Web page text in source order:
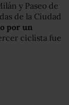
y Paseo de
de la Ciudad
por un
ciclista fue